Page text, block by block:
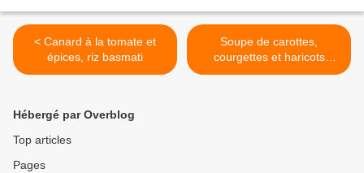
< Canard à la tomate et
épices, riz basmati
Soupe de carottes,
courgettes et haricots
blancs >
Hébergé par Overblog
Top articles
Pages